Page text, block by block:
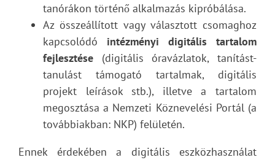
tanórákon történő alkalmazás kipróbálása.
Az összeállított vagy választott csomaghoz
kapcsolódó intézményi digitális tartalom
fejlesztése (digitális óravázlatok, tanítást-
tanulást támogató tartalmak, digitális
projekt leírások stb.), illetve a tartalom
megosztása a Nemzeti Köznevelési Portál (a
továbbiakban: NKP) felületén.
Ennek érdekében a digitális eszközhasználat